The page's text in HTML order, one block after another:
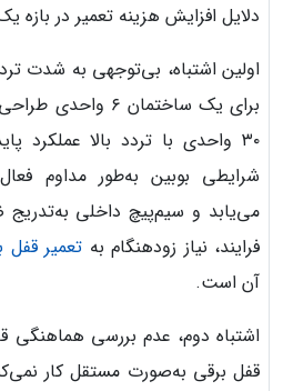
دلایل افزایش هزینه تعمیر در
اولین اشتباه، بی‌توجهی به شدت
برای یک ساختمان ۶
۳۰ واحدی با تردد بالا عملکرد
شرایطی بوبین به‌طور مداوم
می‌یابد و سیم‌پیچ داخلی
فرایند، نیاز زودهنگام به تعمیر قفل
آن است.
اشتباه دوم، عدم بررسی هماهنگی
قفل برقی به‌صورت مستقل کار